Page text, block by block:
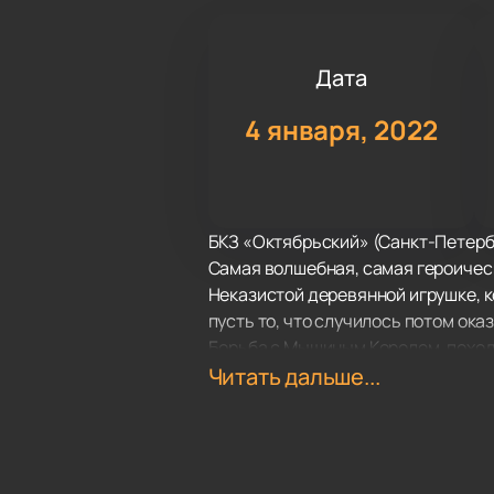
Дата
4 января, 2022
БКЗ «Октябрьский» (Санкт-
Самая волшебная, самая
Неказистой деревянной
пусть то, что случилось потом
Борьба с Мышиным Королем, поход
грандиозный бал, наряды,
Читать дальше...